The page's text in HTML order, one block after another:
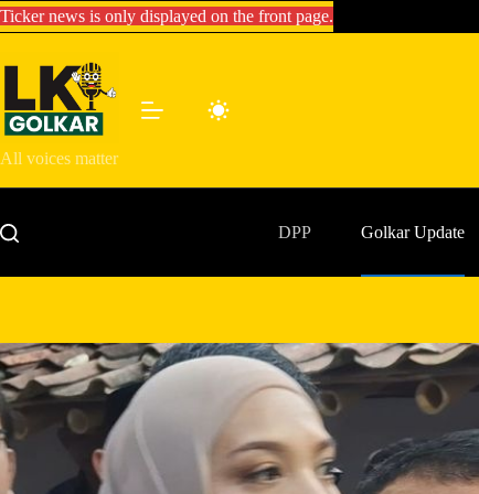
Skip
to
Ticker news is only displayed on the front page.
All voices matter
DPP Golkar Update